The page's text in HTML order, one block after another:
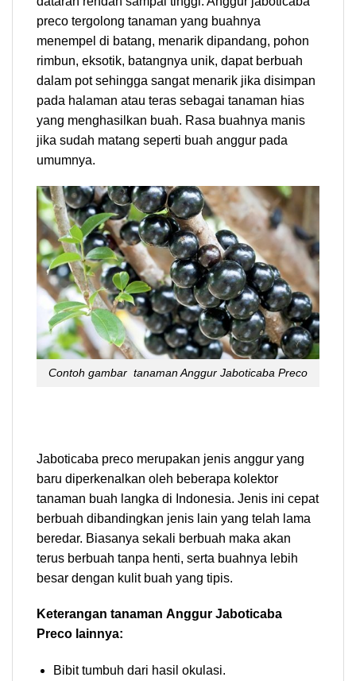
preco tergolong tanaman yang buahnya
menempel di batang, menarik dipandang, pohon
rimbun, eksotik, batangnya unik, dapat berbuah
dalam pot sehingga sangat menarik jika disimpan
pada halaman atau teras sebagai tanaman hias
yang menghasilkan buah. Rasa buahnya manis
jika sudah matang seperti buah anggur pada
umumnya.
Contoh gambar tanaman Anggur Jaboticaba Preco
Jaboticaba preco merupakan jenis anggur yang
baru diperkenalkan oleh beberapa kolektor
tanaman buah langka di Indonesia. Jenis ini cepat
berbuah dibandingkan jenis lain yang telah lama
beredar. Biasanya sekali berbuah maka akan
terus berbuah tanpa henti, serta buahnya lebih
besar dengan kulit buah yang tipis.
Keterangan tanaman Anggur Jaboticaba
Preco lainnya:
Bibit tumbuh dari hasil okulasi.